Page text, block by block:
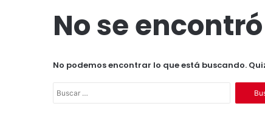
No se
No podemos encontrar lo que está buscando.